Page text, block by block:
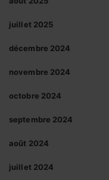
juillet 2025
décembre 2024
novembre 2024
octobre 2024
septembre 2024
août 2024
juillet 2024